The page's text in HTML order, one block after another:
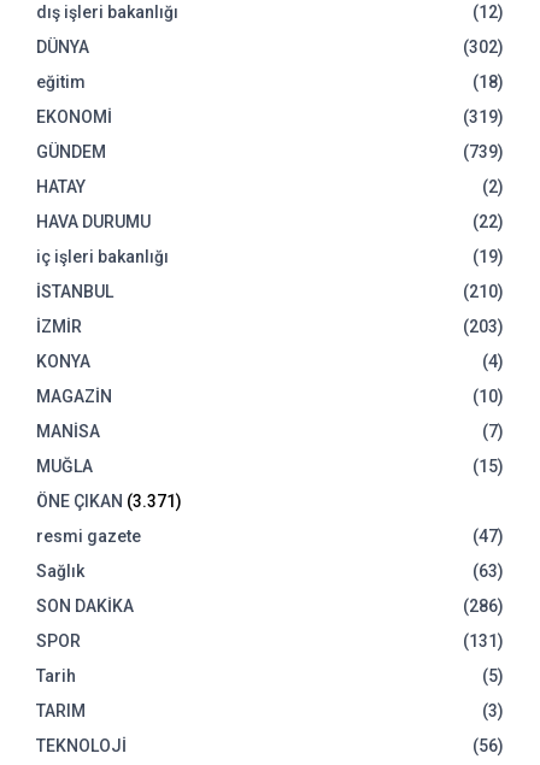
dış işleri bakanlığı
(12)
DÜNYA
(302)
eğitim
(18)
EKONOMİ
(319)
GÜNDEM
(739)
HATAY
(2)
HAVA DURUMU
(22)
iç işleri bakanlığı
(19)
İSTANBUL
(210)
İZMİR
(203)
KONYA
(4)
MAGAZİN
(10)
MANİSA
(7)
MUĞLA
(15)
ÖNE ÇIKAN (3.371)
resmi gazete
(47)
Sağlık
(63)
SON DAKİKA
(286)
SPOR
(131)
Tarih
(5)
TARIM
(3)
TEKNOLOJİ
(56)